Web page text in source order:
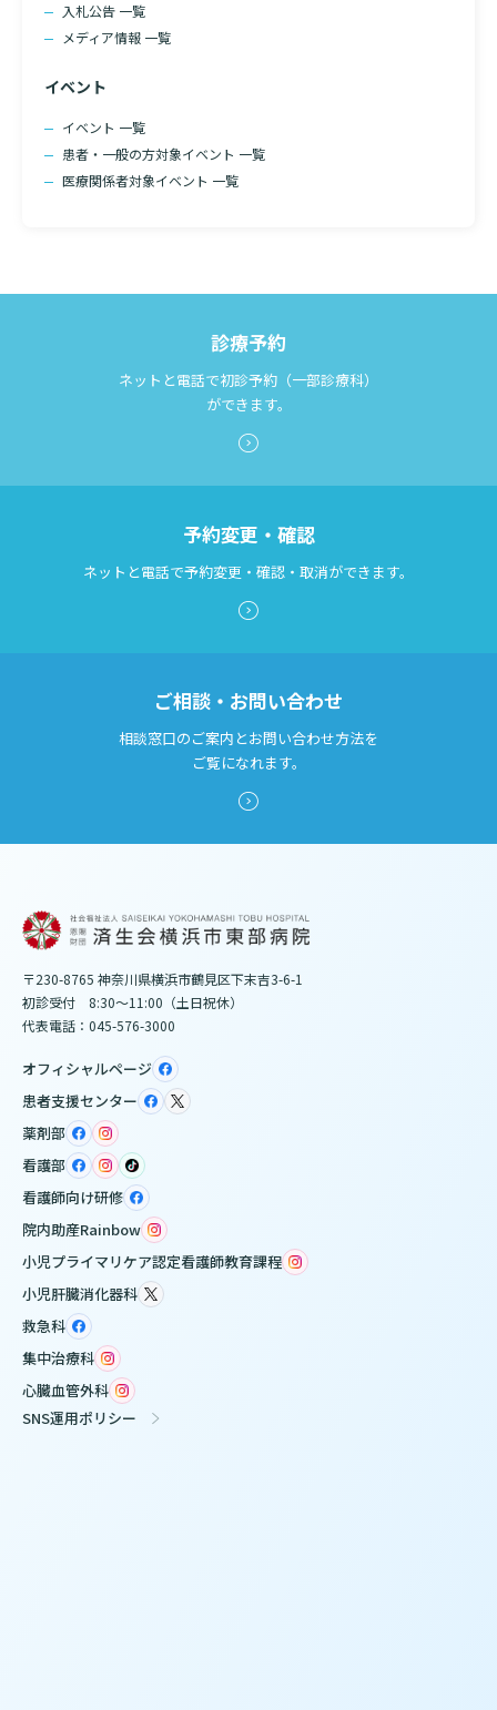
入札公告 一覧
メディア情報 一覧
イベント
イベント 一覧
患者・一般の方対象イベント 一覧
医療関係者対象イベント 一覧
診療予約
ネットと電話で初診予約（一部診療科）
ができます。
予約変更・確認
ネットと電話で予約変更・確認・取消ができます。
ご相談・お問い合わせ
相談窓口のご案内とお問い合わせ方法を
ご覧になれます。
〒230-8765 神奈川県横浜市鶴見区下末吉3-6-1
初診受付 8:30～11:00（土日祝休）
代表電話：045-576-3000
オフィシャルページ
患者支援センター
薬剤部
看護部
看護師向け研修
院内助産Rainbow
小児プライマリケア認定看護師教育課程
小児肝臓消化器科
救急科
集中治療科
心臓血管外科
SNS運用ポリシー